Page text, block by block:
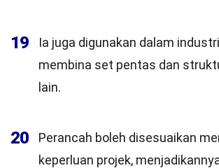
19
Ia juga digunakan dalam
membina set pentas dan
lain.
20
Perancah boleh disesuaikan
keperluan projek,